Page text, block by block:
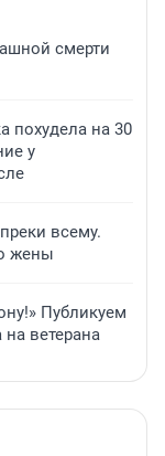
смерти
похудела на 30
у
всему.
жены
Публикуем
ветерана